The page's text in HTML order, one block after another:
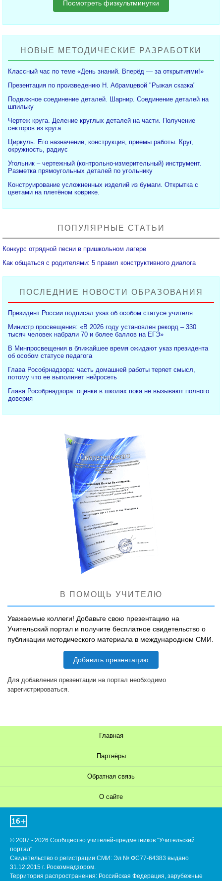
Посмотреть физкультминутки
НОВЫЕ МЕТОДИЧЕСКИЕ РАЗРАБОТКИ
Классный час по теме «День знаний. Вперёд — за открытиями!»
Презентация по произведению Н. Абрамцевой "Рыжая сказка"
Подвижное соединение деталей. Шарнир. Соединение деталей на
шпильку
Чертеж круга. Деление круглых деталей на части. Получение
секторов из круга
Циркуль. Его назначение, конструкция, приемы работы. Круг,
окружность, радиус
Угольник – чертежный (контрольно-измерительный) инструмент.
Разметка прямоугольных деталей по угольнику
Конструирование усложненных изделий из бумаги. Открытка с
цветами на плетёном коврике.
ПОПУЛЯРНЫЕ СТАТЬИ
Конкурс отрядной песни в пришкольном лагере
Как общаться с родителями: 5 правил конструктивного диалога
ПОСЛЕДНИЕ НОВОСТИ ОБРАЗОВАНИЯ
Президент России подписал указ об особом статусе учителя
Министр просвещения: «В 2026 году установлен рекорд – 330
тысяч человек набрали 70 и более баллов на ЕГЭ»
В Минпросвещения в ближайшее время ожидают указ президента
об особом статусе педагога
Глава Рособрнадзора: часть домашней работы теряет смысл,
потому что ее выполняет нейросеть
Глава Рособрнадзора: оценки в школах пока не вызывают полного
доверия
В ПОМОЩЬ УЧИТЕЛЮ
Уважаемые коллеги! Добавьте свою презентацию на
Учительский портал и получите бесплатное свидетельство о
публикации методического материала в международном СМИ.
Добавить презентацию
Для добавления презентации на портал необходимо
зарегистрироваться.
Главная
Партнёры
Обратная связь
О сайте
© 2007 - 2026 Сообщество учителей-предметников "Учительский
портал"
Свидетельство о регистрации СМИ: Эл № ФС77-64383 выдано
31.12.2015 г. Роскомнадзором.
Территория распространения: Российская Федерация, зарубежные